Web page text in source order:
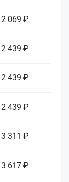
2 069 ₽
2 439 ₽
2 439 ₽
2 439 ₽
3 311 ₽
3 617 ₽